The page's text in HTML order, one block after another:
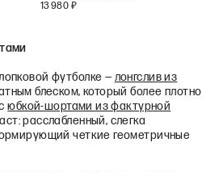
13 980 ₽
футболке — лонгслив из
блеском, который более плотно
юбкой-шортами из фактурной
расслабленный, слегка
четкие геометричные